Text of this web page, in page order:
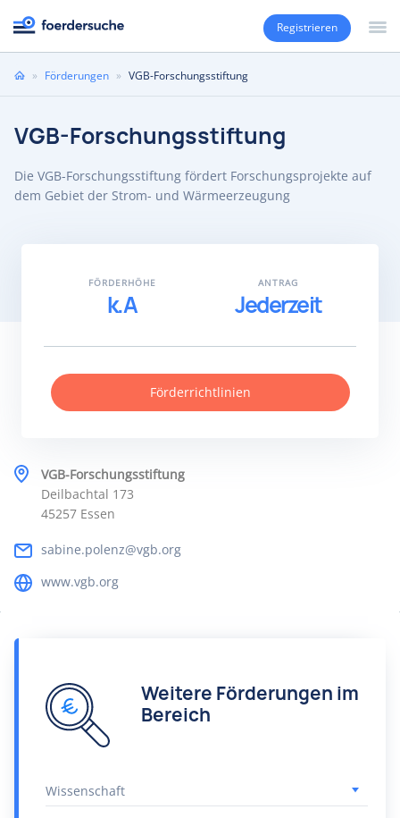
Registrieren
Sie» Förderungen » VGB-Forschungsstiftung
VGB-Forschungsstiftung
Die VGB-Forschungsstiftung fördert Forschungsprojekte auf
dem Gebiet der Strom- und Wärmeerzeugung
VGB-Forschungsstiftung
Deilbachtal 173
45257 Essen
sabine.polenz@vgb.org
www.vgb.org
FÖRDERHÖHE
k.A
ANTRAG
Jederzeit
Förderrichtlinien
Weitere Förderungen im
Bereich